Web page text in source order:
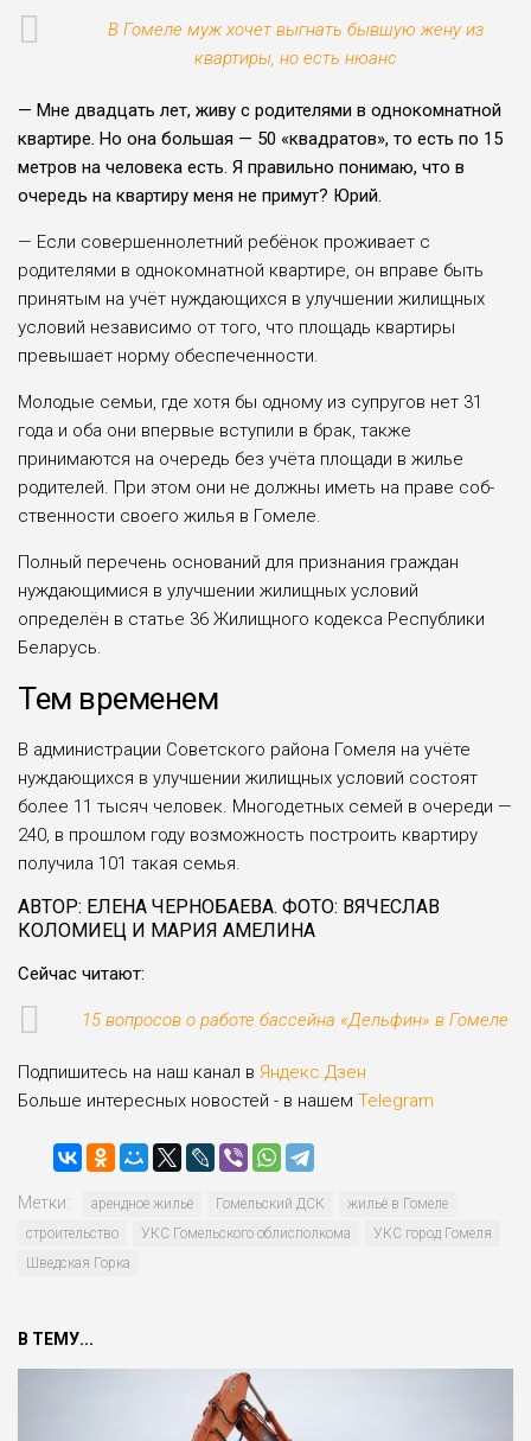
В Гомеле муж хочет выгнать бывшую жену из
квартиры, но есть нюанс
— Мне двадцать лет, жи­ву с родителями в од­нокомнатной
квартире. Но она большая — 50 «квадра­тов», то есть по 15
метров на человека есть. Я правильно понимаю, что в
очередь на квартиру меня не примут? Юрий.
— Если совершеннолет­ний ребёнок проживает с
родителями в однокомнат­ной квартире, он вправе быть
принятым на учёт нуждающихся в улучшении жилищных
условий незави­симо от того, что площадь квартиры
превышает норму обеспеченности.
Молодые семьи, где хотя бы одному из супругов нет 31
года и оба они впер­вые вступили в брак, также
принимаются на очередь без учёта площади в жилье
родителей. При этом они не должны иметь на праве соб­
ственности своего жилья в Гомеле.
Полный перечень осно­ваний для признания граж­дан
нуждающимися в улуч­шении жилищных усло­вий
определён в статье 36 Жилищного кодекса Республики
Беларусь.
Тем временем
В администрации Совет­ского района Гомеля на учёте
нуждающихся в улучшении жилищных условий состоят
более 11 тысяч человек. Много­детных семей в очереди —
240, в прошлом году воз­можность построить квар­тиру
получила 101 такая семья.
АВТОР: ЕЛЕНА ЧЕРНОБАЕВА. ФОТО: ВЯЧЕСЛАВ
КОЛОМИЕЦ И МАРИЯ АМЕЛИНА
Сейчас читают:
15 вопросов о работе бассейна «Дельфин» в Гомеле
Подпишитесь на наш канал в Яндекс.Дзен
Больше интересных новостей - в нашем Telegram
Метки: арендное жильё Гомельский ДСК
жильё в Гомеле
строительство
УКС Гомельского облисполкома
УКС город Гомеля
Шведская Горка
В ТЕМУ...